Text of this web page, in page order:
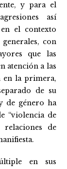
y para el
así
el contexto
con
que las
atención a las
en la primera,
de su
de género ha
“violencia de
relaciones de
en sus